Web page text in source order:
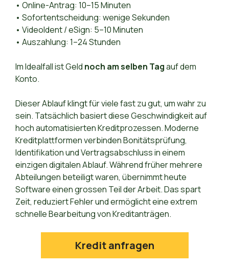
• Online-Antrag: 10–15 Minuten
• Sofortentscheidung: wenige Sekunden
• VideoIdent / eSign: 5–10 Minuten
• Auszahlung: 1–24 Stunden
Im Idealfall ist Geld noch am selben Tagauf dem
Konto.
Dieser Ablauf klingt für viele fast zu gut, um wahr zu
sein. Tatsächlich basiert diese Geschwindigkeit auf
hoch automatisierten Kreditprozessen. Moderne
Kreditplattformen verbinden Bonitätsprüfung,
Identifikation und Vertragsabschluss in einem
einzigen digitalen Ablauf. Während früher mehrere
Abteilungen beteiligt waren, übernimmt heute
Software einen grossen Teil der Arbeit. Das spart
Zeit, reduziert Fehler und ermöglicht eine extrem
schnelle Bearbeitung von Kreditanträgen.
Kredit anfragen